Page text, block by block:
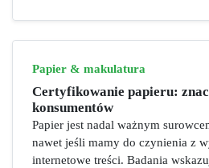
Papier & makulatura
Certyfikowanie papieru:
konsumentów
Papier jest nadal ważnym
nawet jeśli mamy do czynienia z
internetowe treści. Badania